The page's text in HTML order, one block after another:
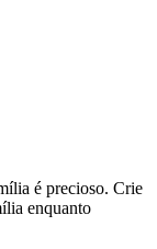
é precioso. Crie
enquanto